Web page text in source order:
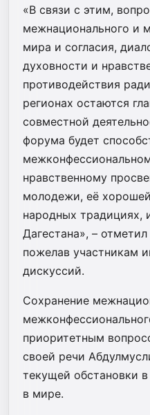
«В связи с этим,
межнационального и
мира и согласия,
духовности и
противодействия
регионах остаются
совместной
форума будет
нравственному
молодежи, её
народных традициях,
Дагестана», –
пожелав участникам
дискуссий.
Сохранение
приоритетным
своей речи
текущей обстановки
в мире.